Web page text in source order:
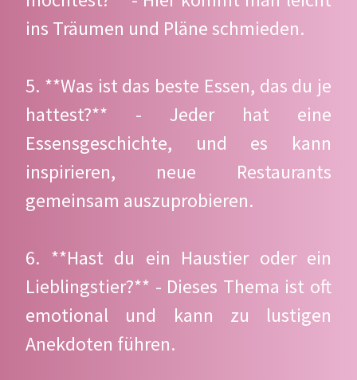
ins Träumen und Pläne schmieden.
5. **Was ist das beste Essen, das du je
hattest?** - Jeder hat eine
Essensgeschichte, und es kann
inspirieren, neue Restaurants
gemeinsam auszuprobieren.
6. **Hast du ein Haustier oder ein
Lieblingstier?** - Dieses Thema ist oft
emotional und kann zu lustigen
Anekdoten führen.